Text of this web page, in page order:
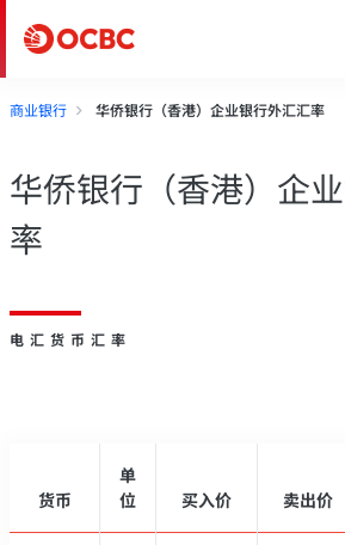
商业银行 华侨银行（香港）企业银行外汇汇率
华侨银行（香港）企
率
电汇货币汇率
货币
单
位
买入价 卖出价